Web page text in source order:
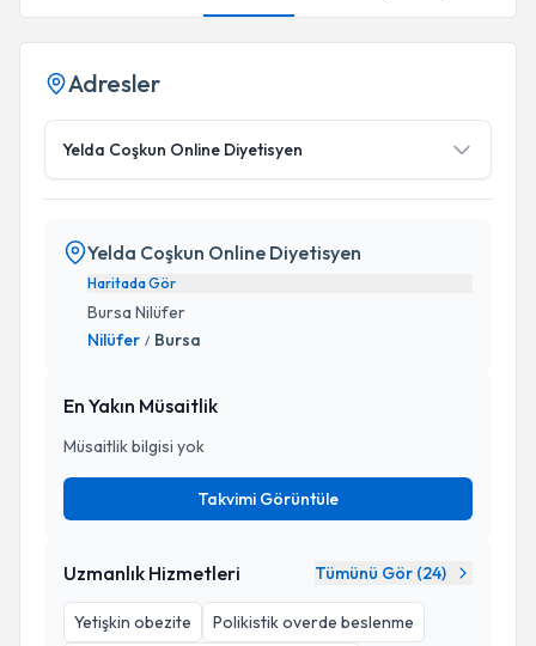
Adresler
Yelda Coşkun Online Diyetisyen
Yelda Coşkun Online Diyetisyen
Haritada Gör
Bursa Nilüfer
Nilüfer / Bursa
En Yakın Müsaitlik
Müsaitlik bilgisi yok
Takvimi Görüntüle
Uzmanlık Hizmetleri Tümünü Gör (24)
Yetişkin obezite
Polikistik overde beslenme